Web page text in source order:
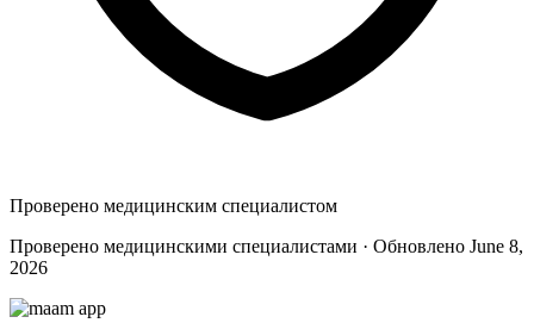
Проверено медицинским специалистом
Проверено медицинскими специалистами · Обновлено June 8,
2026